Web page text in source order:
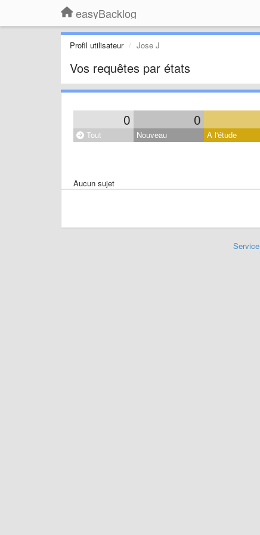
easyBacklog
Profil utilisateur Jose J
Vos requêtes par états
0 0
Tout Nouveau À l'étude
Aucun sujet